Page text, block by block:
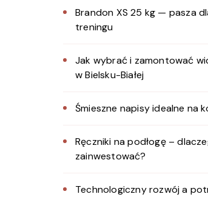
Brandon XS 25 kg — pasza
treningu
Jak wybrać i zamontować
w Bielsku-Białej
Śmieszne napisy idealne na
Ręczniki na podłogę –
zainwestować?
Technologiczny rozwój a